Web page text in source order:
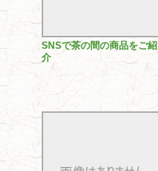
SNSで茶の間の商品をご紹
介